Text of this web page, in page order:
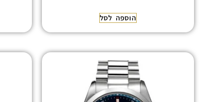
הוספה לסל